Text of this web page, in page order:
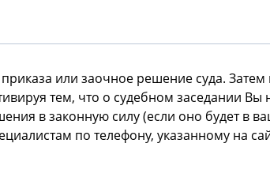
или заочное решение суда.
тем, что о судебном заседании
в законную силу (если оно будет в
по телефону, указанному на